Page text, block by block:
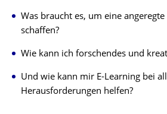
Was braucht es, um eine
schaffen?
Wie kann ich forschendes und
Und wie kann mir E-Learning bei
Herausforderungen helfen?